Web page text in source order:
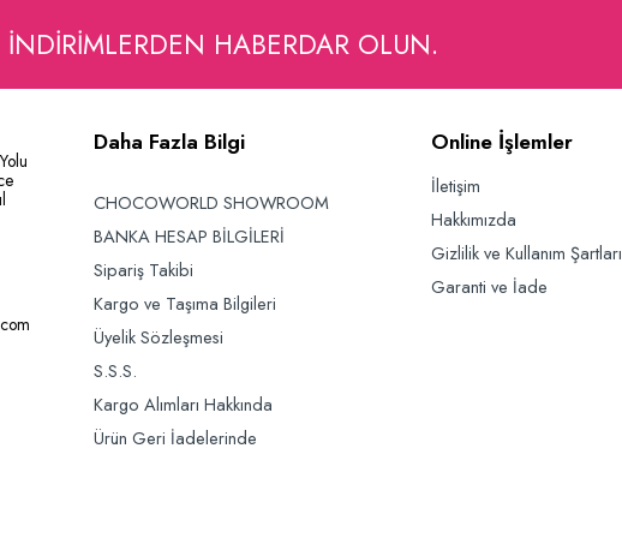
HABERDAR OLUN.
Daha Fazla Bilgi
CHOCOWORLD SHOWROOM
BANKA HESAP BİLGİLERİ
Sipariş Takibi
Kargo ve Taşıma Bilgileri
Üyelik Sözleşmesi
S.S.S.
Kargo Alımları Hakkında
Ürün Geri İadelerinde
Online İşlemler
İletişim
Hakkımızda
Gizlilik ve Kullanım Şartları
Garanti ve İade